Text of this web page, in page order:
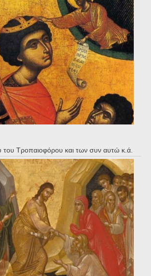
του Τροπαιοφόρου και των συν αυτώ κ.ά.